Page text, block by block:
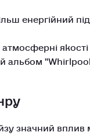
енергійний
альбом
значний вплив